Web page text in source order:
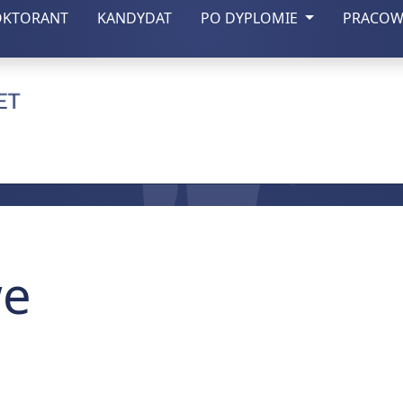
(otwiera się w nowej zakładce)
KANDYDAT(otwiera się w nowej zakładce)
PO DYPLOMIE
w Lublinie